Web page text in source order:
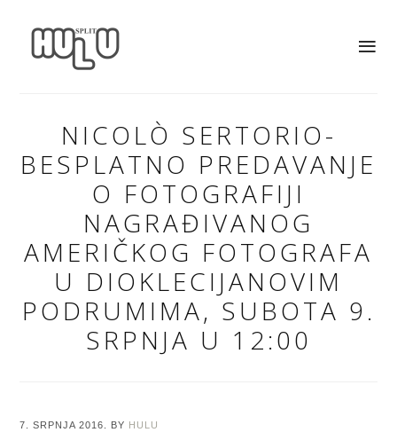
NICOLÒ SERTORIO-
BESPLATNO PREDAVANJE
O FOTOGRAFIJI
NAGRAĐIVANOG
AMERIČKOG FOTOGRAFA
U DIOKLECIJANOVIM
PODRUMIMA, SUBOTA 9.
SRPNJA U 12:00
7. SRPNJA 2016. BY HULU